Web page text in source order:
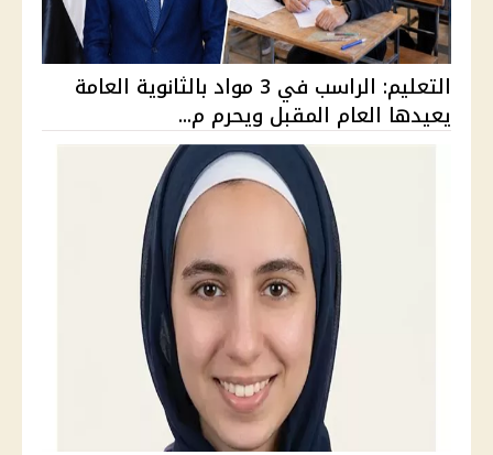
التعليم: الراسب في 3 مواد بالثانوية العامة
يعيدها العام المقبل ويحرم م...